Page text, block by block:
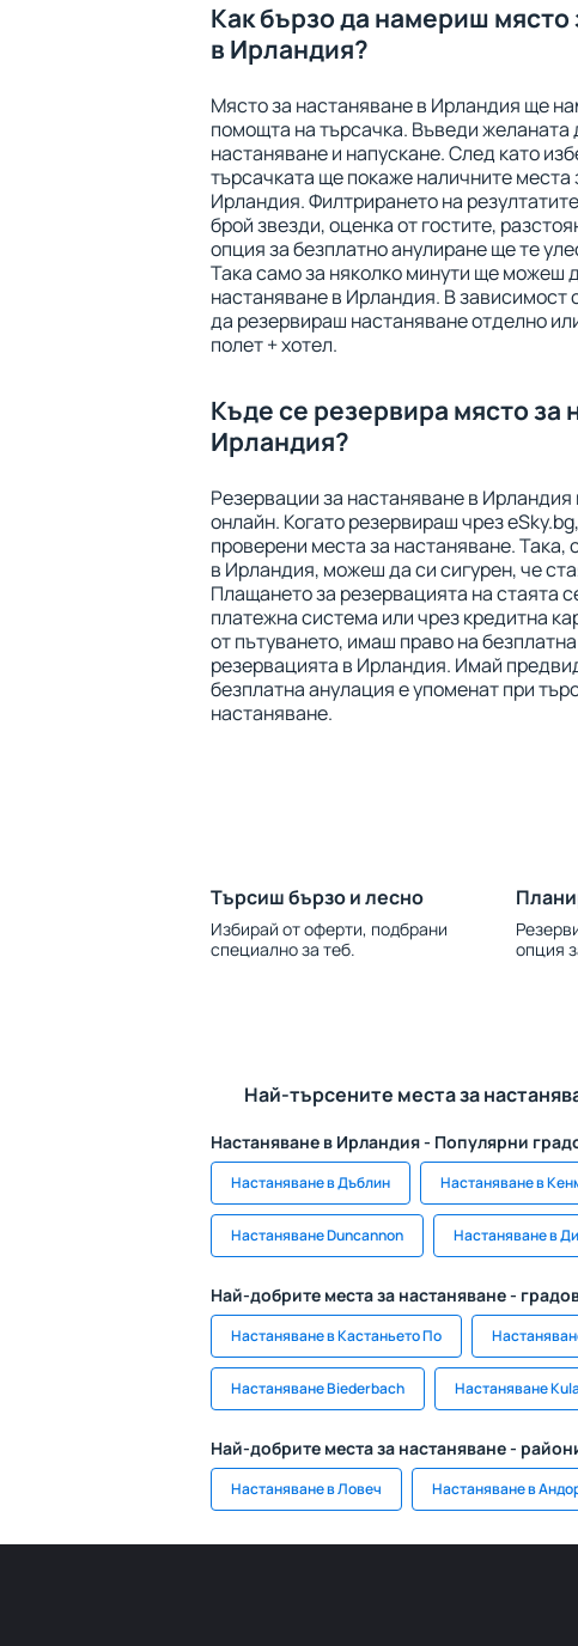
Как бързо да намериш място
в Ирландия?
Място за настаняване в Ирландия ще
помощта на търсачка. Въведи желаната
настаняване и напускане. След като
търсачката ще покаже наличните места
Ирландия. Филтрирането на
брой звезди, оценка от гостите,
опция за безплатно анулиране ще те
Така само за няколко минути ще можеш
настаняване в Ирландия. В зависимост
да резервираш настаняване отделно
полет + хотел.
Къде се резервира място за
Ирландия?
Резервации за настаняване в Ирландия
онлайн. Когато резервираш чрез
проверени места за настаняване. Така,
в Ирландия, можеш да си сигурен, че
Плащането за резервацията на стаята
платежна система или чрез кредитна
от пътуването, имаш право на
резервацията в Ирландия. Имай
безплатна анулация е упоменат при
настаняване.
Търсиш бързо и лесно
Избирай от оферти, подбрани
специално за теб.
опция
Най-търсените места за
Настаняване в Ирландия - Популярни
Настаняване в Дъблин Настаняване в
Настаняване Duncannon Настаняване в
Най-добрите места за настаняване -
Настаняване в Кастаньето По
Настаняване Biederbach Настаняване
Най-добрите места за настаняване -
Настаняване в Ловеч Настаняване в